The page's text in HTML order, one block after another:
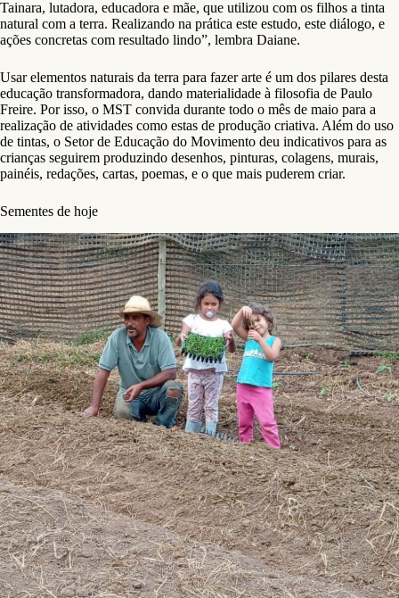
Tainara, lutadora, educadora e mãe, que utilizou com os filhos a tinta
natural com a terra. Realizando na prática este estudo, este diálogo, e
ações concretas com resultado lindo”, lembra Daiane.
Usar elementos naturais da terra para fazer arte é um dos pilares desta
educação transformadora, dando materialidade à filosofia de Paulo
Freire. Por isso, o MST convida durante todo o mês de maio para a
realização de atividades como estas de produção criativa. Além do uso
de tintas, o Setor de Educação do Movimento deu indicativos para as
crianças seguirem produzindo desenhos, pinturas, colagens, murais,
painéis, redações, cartas, poemas, e o que mais puderem criar.
Sementes de hoje